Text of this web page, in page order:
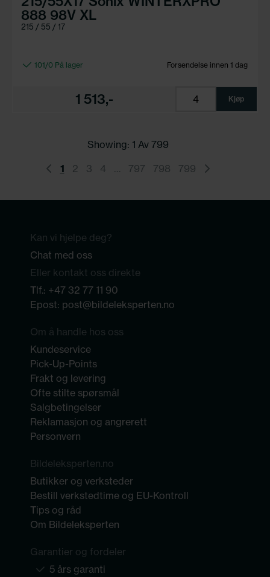
888 98V XL
215 / 55 / 17
101/0 På lager Forsendelse innen 1 dag
1 513,- Kjøp
Showing: 1 Av 799
1
2 3 4 … 797 798 799
Kan vi hjelpe deg?
Chat med oss
Eller kontakt oss direkte
Tlf.: +47 32 77 11 90
Epost: post@bildeleksperten.no
Om å handle hos oss
Kundeservice
Pick-Up-Points
Frakt og levering
Ofte stilte spørsmål
Salgbetingelser
Reklamasjon og angrerett
Personvern
Bildeleksperten.no
Butikker og verksteder
Bestill verkstedtime og EU-Kontroll
Tips og råd
Om Bildeleksperten
Garantier og fordeler
5 års garanti